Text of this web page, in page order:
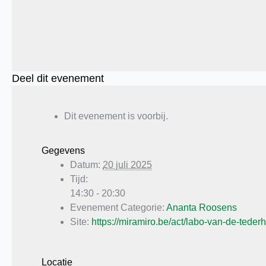
Deel dit evenement
Dit evenement is voorbij.
Gegevens
Datum: 20 juli 2025
Tijd:
14:30 - 20:30
Evenement Categorie: Ananta Roosens
Site: https://miramiro.be/act/labo-van-de-
Locatie